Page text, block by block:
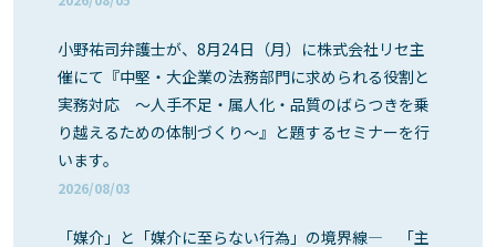
小野祐司弁護士が、8月24日（月）に株式会社リセ主
催にて『中堅・大企業の法務部門に求められる役割と
実務対応 ～人手不足・属人化・品質のばらつきを乗
り越えるための体制づくり～』と題するセミナーを行
います。
2026/08/03
「媒介」と「媒介に至らない行為」の境界線― 「主